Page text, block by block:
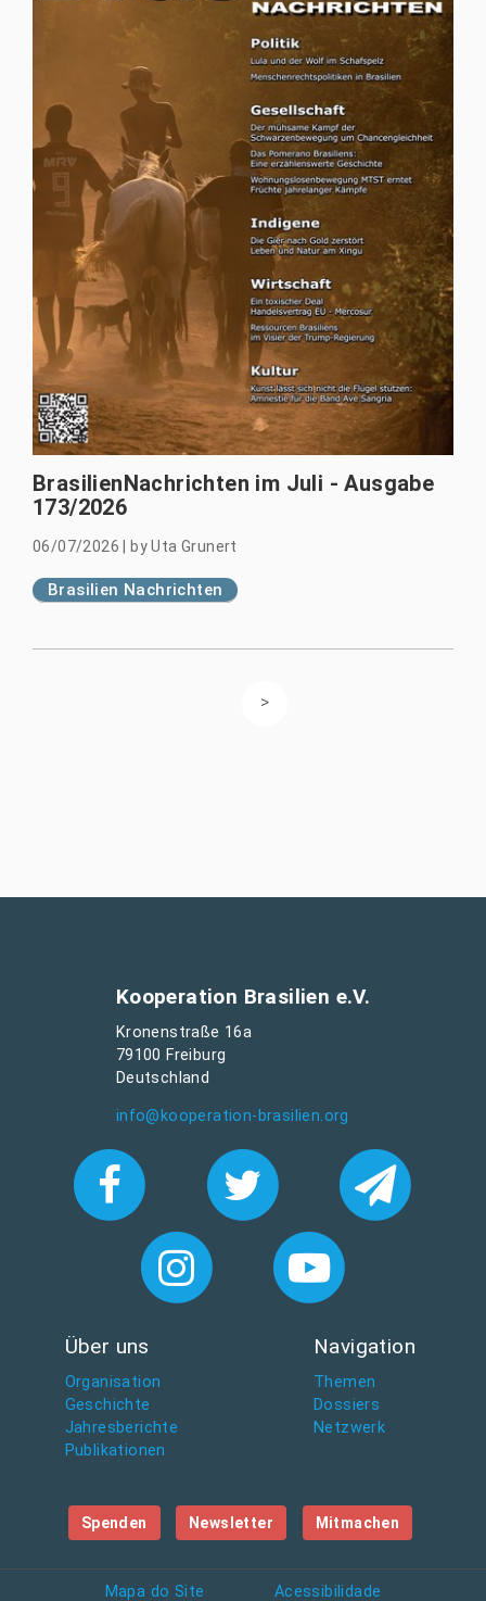
BrasilienNachrichten im Juli - Ausgabe
173/2026
06/07/2026 byUta Grunert
Brasilien Nachrichten
Kooperation Brasilien e.V.
Kronenstraße 16a
79100 Freiburg
Deutschland
info@kooperation-brasilien.org
Über uns
Organisation
Geschichte
Jahresberichte
Publikationen
Navigation
Themen
Dossiers
Netzwerk
Spenden Newsletter Mitmachen
Mapa do Site Acessibilidade